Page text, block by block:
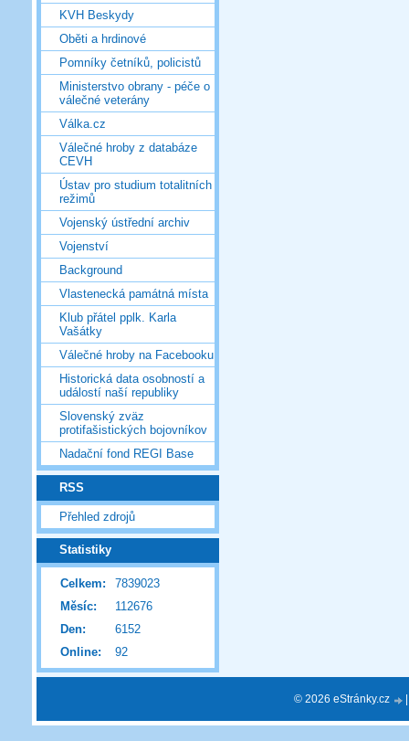
KVH Beskydy
Oběti a hrdinové
Pomníky četníků, policistů
Ministerstvo obrany - péče o
válečné veterány
Válka.cz
Válečné hroby z databáze
CEVH
Ústav pro studium totalitních
režimů
Vojenský ústřední archiv
Vojenství
Background
Vlastenecká památná místa
Klub přátel pplk. Karla
Vašátky
Válečné hroby na Facebooku
Historická data osobností a
událostí naší republiky
Slovenský zväz
protifašistických bojovníkov
Nadační fond REGI Base
RSS
Přehled zdrojů
Statistiky
Online: 92
Celkem:
7839023
Měsíc:
112676
Den:
6152
© 2026 eStránky.cz